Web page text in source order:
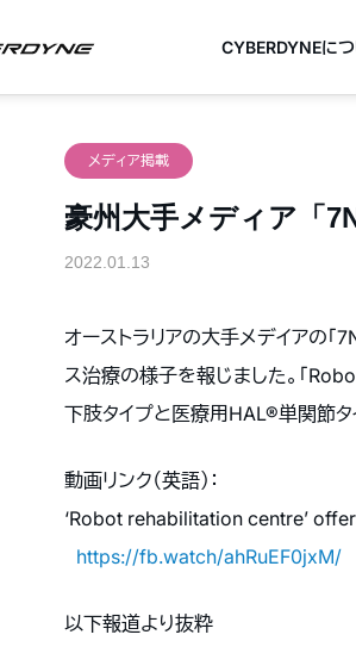
CYBERDYNEに
メディア掲載
豪州大手メディア「
2022.01.13
オーストラリアの大手メデイアの「
ス治療の様子を報じました。「
下肢タイプと医療用HAL®単関節タ
動画リンク（英語）：
‘Robot rehabilitation centre’
https://fb.watch/ahRuEF0jxM/
以下報道より抜粋